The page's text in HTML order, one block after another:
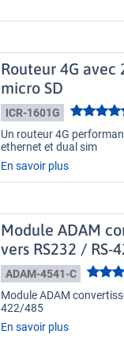
Routeur 4G avec
micro SD
ICR-1601G
Un routeur 4G
ethernet et dual sim
En savoir plus
Module ADAM
vers RS232 / RS-
ADAM-4541-C
Module ADAM
422/485
En savoir plus